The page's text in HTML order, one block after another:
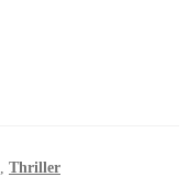
Thriller